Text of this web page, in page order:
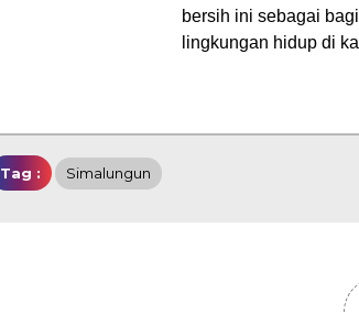
bersih ini sebagai
lingkungan hidup di
Tag : Simalungun